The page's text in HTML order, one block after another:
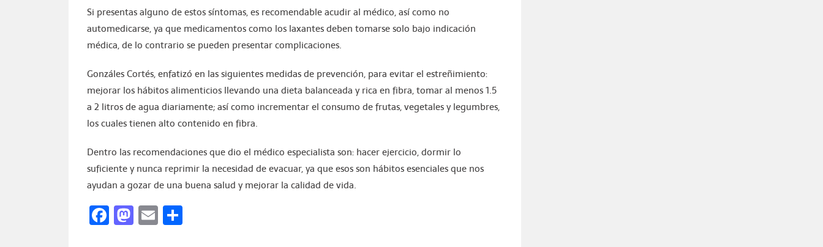
Si presentas alguno de estos síntomas, es recomendable acudir al médico, así como no
automedicarse, ya que medicamentos como los laxantes deben tomarse solo bajo indicación
médica, de lo contrario se pueden presentar complicaciones.
Gonzáles Cortés, enfatizó en las siguientes medidas de prevención, para evitar el estreñimiento:
mejorar los hábitos alimenticios llevando una dieta balanceada y rica en fibra, tomar al menos 1.5
a 2 litros de agua diariamente; así como incrementar el consumo de frutas, vegetales y legumbres,
los cuales tienen alto contenido en fibra.
Dentro las recomendaciones que dio el médico especialista son: hacer ejercicio, dormir lo
suficiente y nunca reprimir la necesidad de evacuar, ya que esos son hábitos esenciales que nos
ayudan a gozar de una buena salud y mejorar la calidad de vida.
Facebook
Mastodon
Email